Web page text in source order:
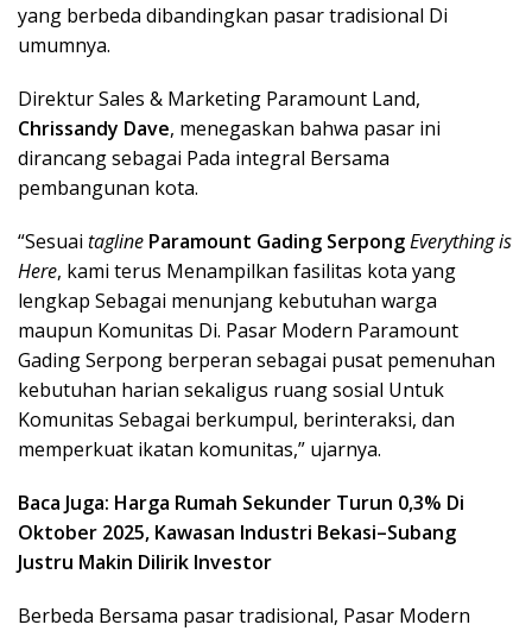
yang berbeda dibandingkan pasar tradisional Di
umumnya.
Direktur Sales & Marketing Paramount Land,
Chrissandy Dave, menegaskan bahwa pasar ini
dirancang sebagai Pada integral Bersama
pembangunan kota.
“Sesuai tagline Paramount Gading SerpongEverything is
Here, kami terus Menampilkan fasilitas kota yang
lengkap Sebagai menunjang kebutuhan warga
maupun Komunitas Di. Pasar Modern Paramount
Gading Serpong berperan sebagai pusat pemenuhan
kebutuhan harian sekaligus ruang sosial Untuk
Komunitas Sebagai berkumpul, berinteraksi, dan
memperkuat ikatan komunitas,” ujarnya.
Baca Juga: Harga Rumah Sekunder Turun 0,3% Di
Oktober 2025, Kawasan Industri Bekasi–Subang
Justru Makin Dilirik Investor
Berbeda Bersama pasar tradisional, Pasar Modern